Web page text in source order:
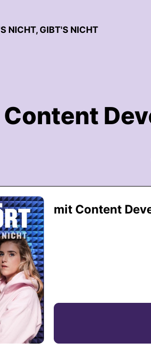
NICHT, GIBT'S NICHT